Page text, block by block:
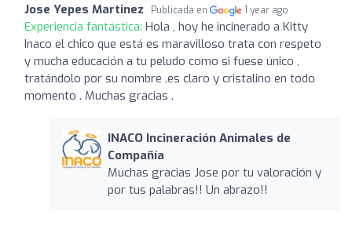
Jose Yepes Martinez Publicada en 1 year ago
Experiencia fantástica: Hola , hoy he incinerado a Kitty
Inaco el chico que está es maravilloso trata con respeto
y mucha educación a tu peludo como si fuese único ,
tratándolo por su nombre .es claro y cristalino en todo
momento . Muchas gracias .
INACO Incineración Animales de
Compañía
Muchas gracias Jose por tu valoración y
por tus palabras!! Un abrazo!!